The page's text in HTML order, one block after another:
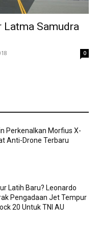
Latma Samudra
0
Perkenalkan Morfius X-
Anti-Drone Terbaru
Latih Baru? Leonardo
Pengadaan Jet Tempur
20 Untuk TNI AU